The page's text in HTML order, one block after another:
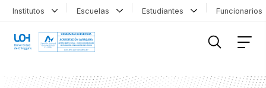
Institutos Escuelas Estudiantes